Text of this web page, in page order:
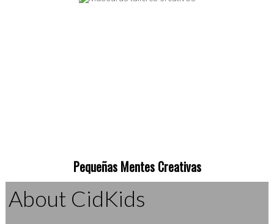
Pequeñas Mentes Creativas
About CidKids